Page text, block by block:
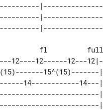
12----12------
15^(15)-------|
14------------